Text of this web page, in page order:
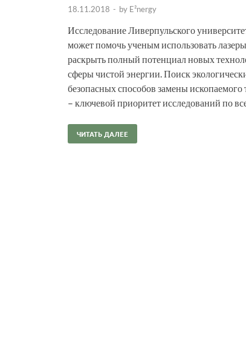
18.11.2018 - by E²nergy
Исследование Ливерпульского
может помочь ученым использовать
раскрыть полный потенциал новых
сферы чистой энергии. Поиск
безопасных способов замены ископаемого
– ключевой приоритет исследований по
ЧИТАТЬ ДАЛЕЕ